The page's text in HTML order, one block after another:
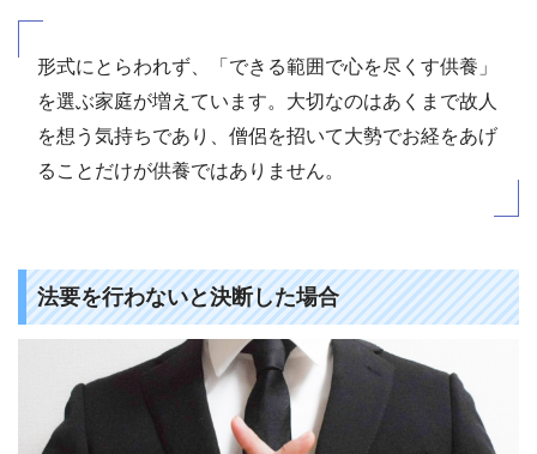
形式にとらわれず、「できる範囲で心を尽くす供養」
を選ぶ家庭が増えています。大切なのはあくまで故人
を想う気持ちであり、僧侶を招いて大勢でお経をあげ
ることだけが供養ではありません。
法要を行わないと決断した場合